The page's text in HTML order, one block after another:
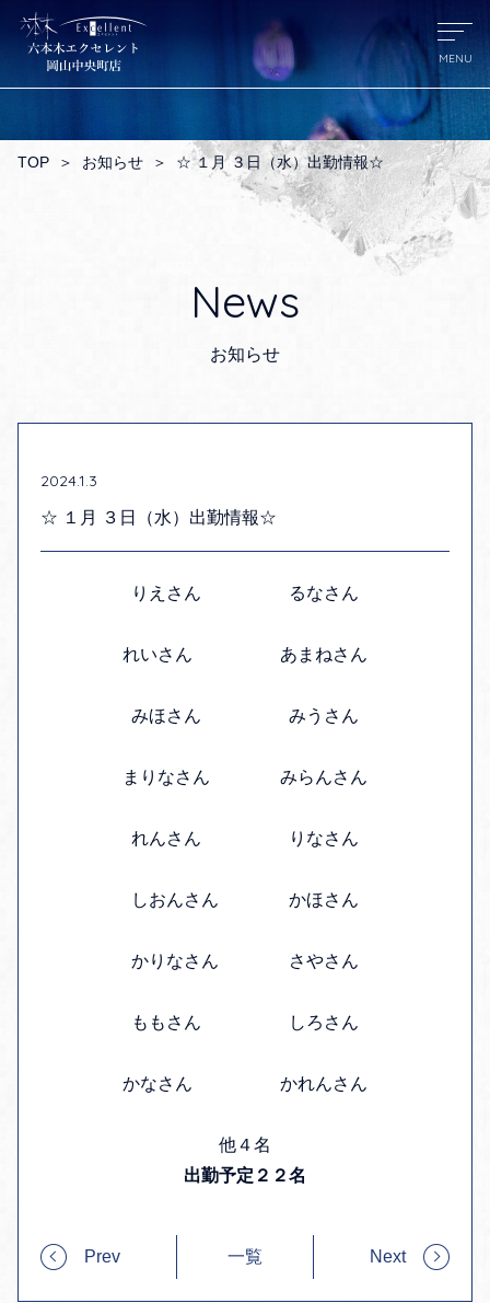
TOP ＞ お知らせ ＞ ☆ １月 ３日（水）出勤情報☆
News
お知らせ
2024.1.3
☆ １月 ３日（水）出勤情報☆
りえさん るなさん
れいさん あまねさん
みほさん みうさん
まりなさん みらんさん
れんさん りなさん
しおんさん かほさん
かりなさん さやさん
ももさん しろさん
かなさん かれんさん
他４名
出勤予定２２名
Prev 一覧 Next